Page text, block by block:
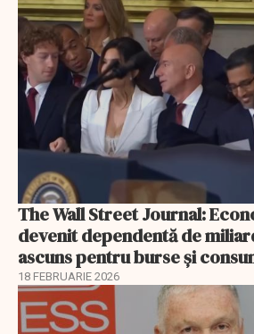
The Wall Street Journal:
devenit dependentă de
ascuns pentru burse și
18 FEBRUARIE 2026
EXCLUSIV